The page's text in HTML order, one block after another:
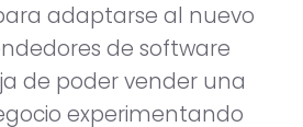
adaptarse al nuevo
de software
de poder vender una
experimentando